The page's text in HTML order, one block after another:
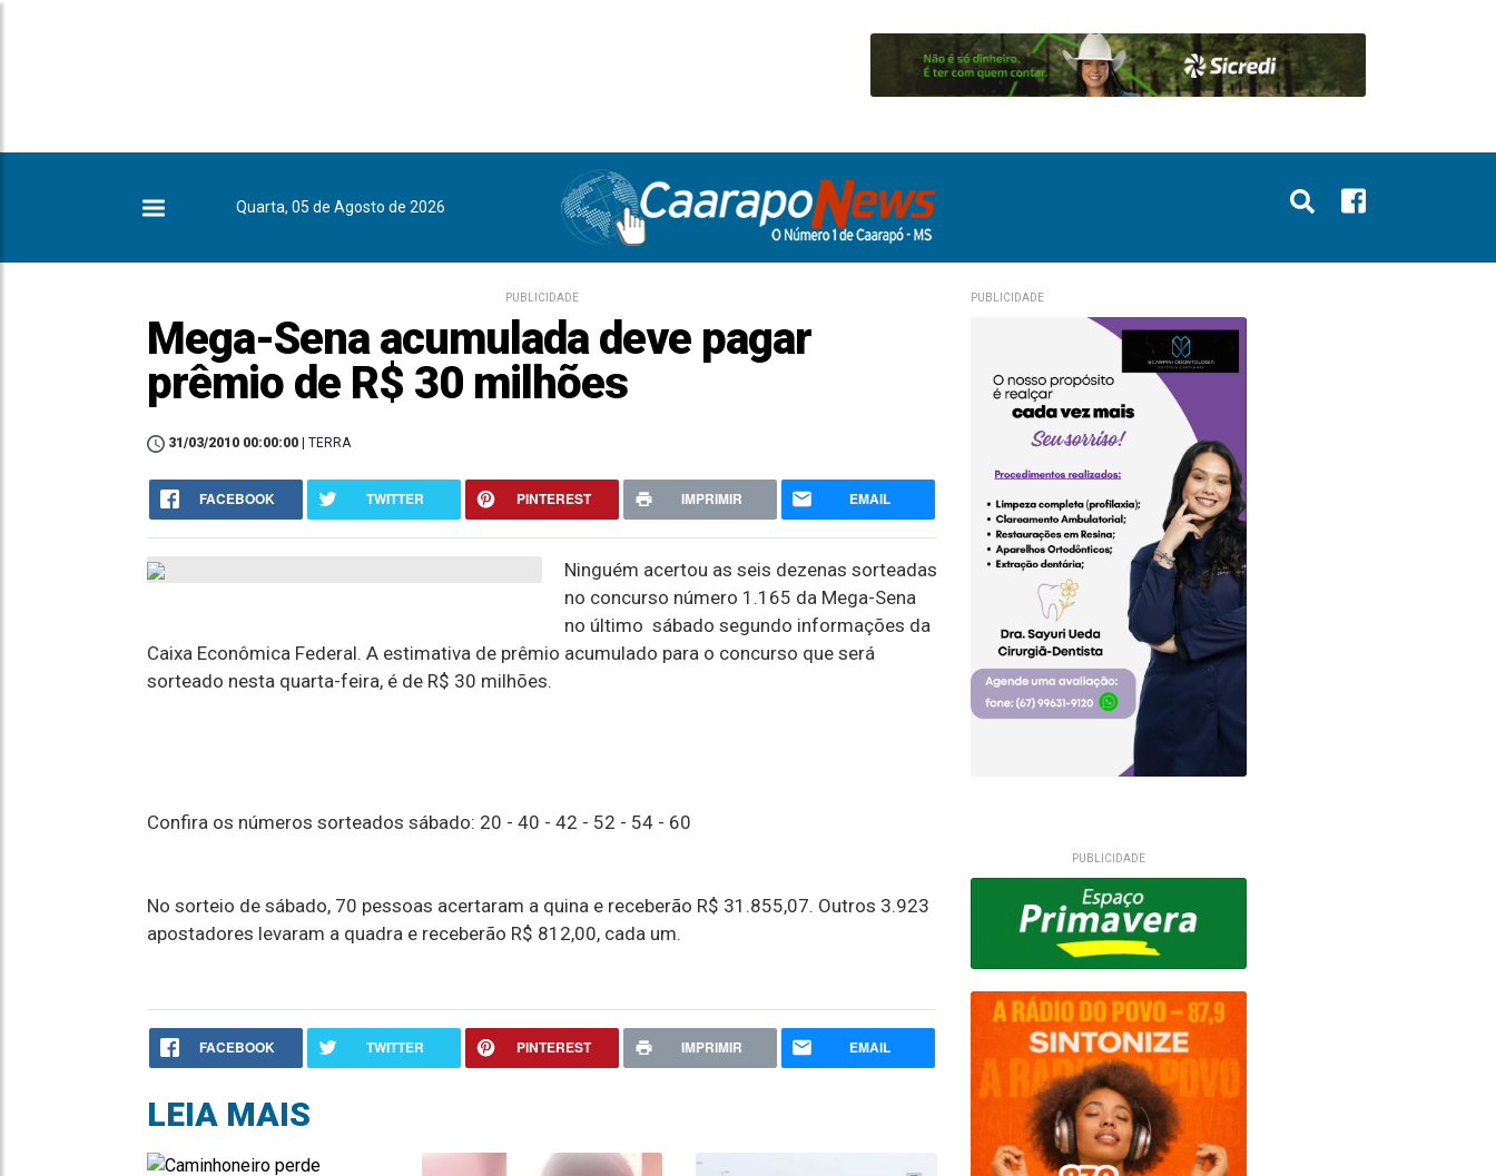
Quarta, 05 de Agosto de 2026
PUBLICIDADE
Mega-Sena acumulada deve pagar
prêmio de R$ 30 milhões
31/03/2010 00:00:00 | TERRA
FACEBOOK TWITTER PINTEREST IMPRIMIR EMAIL
Ninguém acertou as seis dezenas sorteadas
no concurso número 1.165 da Mega-Sena
no último sábado segundo informações da
Caixa Econômica Federal. A estimativa de prêmio acumulado para o concurso que será
sorteado nesta quarta-feira, é de R$ 30 milhões.
Confira os números sorteados sábado: 20 - 40 - 42 - 52 - 54 - 60
No sorteio de sábado, 70 pessoas acertaram a quina e receberão R$ 31.855,07. Outros 3.923
apostadores levaram a quadra e receberão R$ 812,00, cada um.
FACEBOOK TWITTER PINTEREST IMPRIMIR EMAIL
LEIA MAIS
PUBLICIDADE
PUBLICIDADE